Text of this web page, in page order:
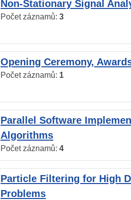
Non-Stationary Signal
Počet záznamů: 3
Opening Ceremony,
Počet záznamů: 1
Parallel Software
Algorithms
Počet záznamů: 4
Particle Filtering for High
Problems